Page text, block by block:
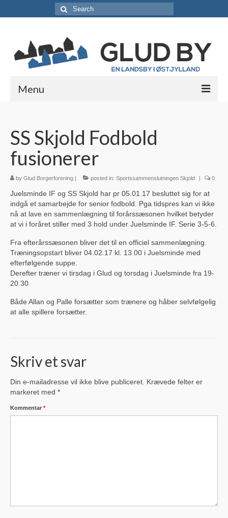
Search
for:
Menu
Borgerforeningen / Lokalråd
Støt borgerforeningen
Erhvervsabonnement
Vedtægter
Skjolds Venner
Sportssammenslutningen Skjold
Glud Skjold Pensionistforening
Lokalarkivet
Glud Bibliotekskreds (Opløst)
Glud Petanqueklub
Glud Krolf
SS Skjold Fodbold
fusionerer
by Glud Borgerforening | posted in: Sportssammenslutningen Skjold | 0
Juelsminde IF og SS Skjold har pr 05.01.17 besluttet sig for at
indgå et samarbejde for senior fodbold. Pga tidspres kan vi ikke
nå at lave en sammenlægning til forårssæsonen hvilket betyder
at vi i foråret stiller med 3 hold under Juelsminde IF. Serie 3-5-6.
Fra efterårssæsonen bliver det til en officiel sammenlægning.
Træningsopstart bliver 04.02.17 kl. 13.00 i Juelsminde med
efterfølgende suppe.
Derefter træner vi tirsdag i Glud og torsdag i Juelsminde fra 19-
20.30
Både Allan og Palle forsætter som trænere og håber selvfølgelig
at alle spillere forsætter.
Skriv et svar
Din e-mailadresse vil ikke blive publiceret. Krævede felter er
markeret med *
Kommentar *